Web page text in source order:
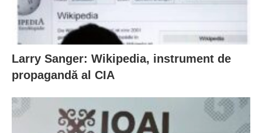
Larry Sanger: Wikipedia, instrument de
propagandă al CIA